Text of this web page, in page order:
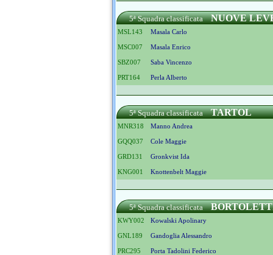
5ª Squadra classificata NUOVE
MSL143 Masala Carlo
MSC007 Masala Enrico
SBZ007 Saba Vincenzo
PRT164 Perla Alberto
5ª Squadra classificata TARTOL
MNR318 Manno Andrea
GQQ037 Cole Maggie
GRD131 Gronkvist Ida
KNG001 Knottenbelt Maggie
5ª Squadra classificata
KWY002 Kowalski Apolinary
GNL189 Gandoglia Alessandro
PRC295 Porta Tadolini Federico